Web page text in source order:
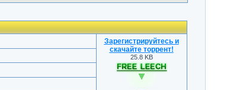
Зарегистрируйтесь и
скачайте торрент!
25.8 KB